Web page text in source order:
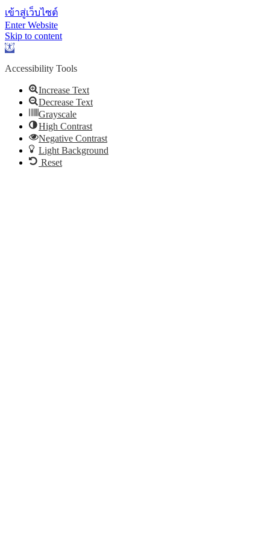
เข้าสู่เว็บไซต์
Enter Website
Skip to content
Open toolbar
Accessibility Tools
Increase Text
Decrease Text
Grayscale
High Contrast
Negative Contrast
Light Background
Reset